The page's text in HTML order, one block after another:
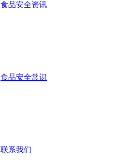
食品安全资讯
食品安全常识
联系我们